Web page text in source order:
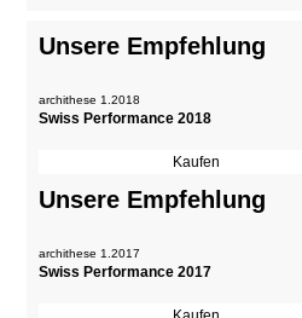
Unsere Empfehlung
archithese 1.2018
Swiss Performance 2018
Unsere Empfehlung
archithese 1.2017
Swiss Performance 2017